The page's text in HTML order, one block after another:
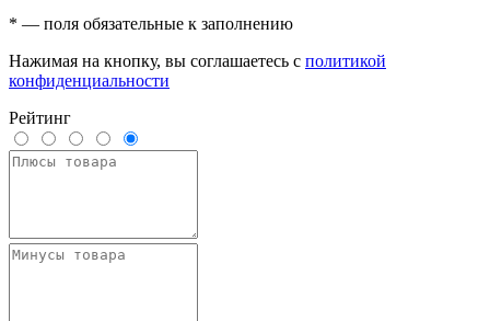
* — поля обязательные к заполнению
Нажимая на кнопку, вы соглашаетесь с политикой
конфиденциальности
Рейтинг